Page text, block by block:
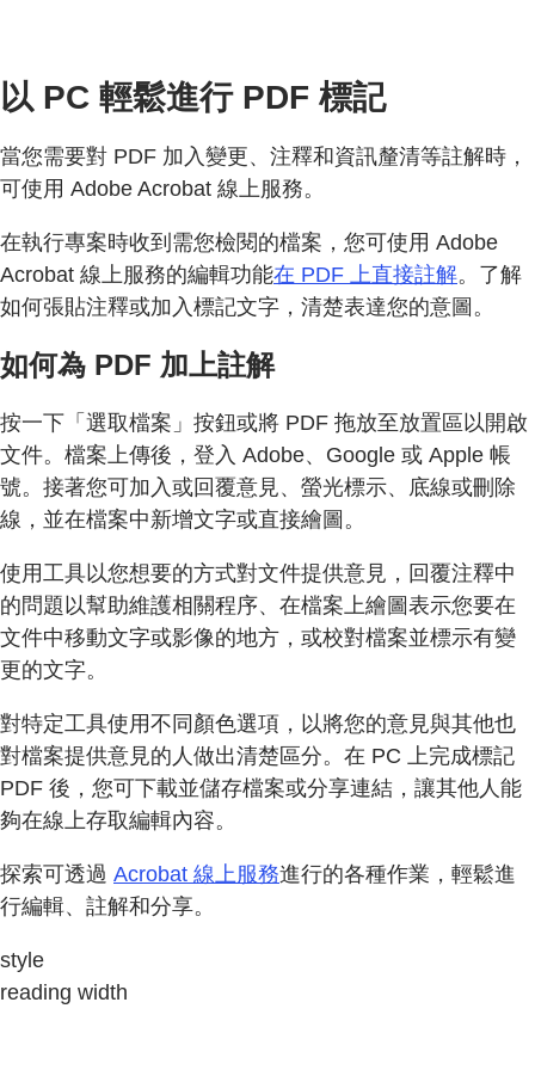
以 PC 輕鬆進行 PDF 標記
當您需要對 PDF 加入變更、注釋和資訊釐清等註解時，
可使用 Adobe Acrobat 線上服務。
在執行專案時收到需您檢閱的檔案，您可使用 Adobe
Acrobat 線上服務的編輯功能在 PDF 上直接註解。了解
如何張貼注釋或加入標記文字，清楚表達您的意圖。
如何為 PDF 加上註解
按一下「選取檔案」按鈕或將 PDF 拖放至放置區以開啟
文件。檔案上傳後，登入 Adobe、Google 或 Apple 帳
號。接著您可加入或回覆意見、螢光標示、底線或刪除
線，並在檔案中新增文字或直接繪圖。
使用工具以您想要的方式對文件提供意見，回覆注釋中
的問題以幫助維護相關程序、在檔案上繪圖表示您要在
文件中移動文字或影像的地方，或校對檔案並標示有變
更的文字。
對特定工具使用不同顏色選項，以將您的意見與其他也
對檔案提供意見的人做出清楚區分。在 PC 上完成標記
PDF 後，您可下載並儲存檔案或分享連結，讓其他人能
夠在線上存取編輯內容。
探索可透過 Acrobat 線上服務進行的各種作業，輕鬆進
行編輯、註解和分享。
style
reading width